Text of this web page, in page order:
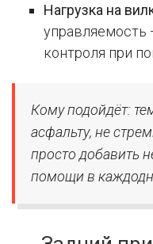
Нагрузка на
управляемость
контроля при
Кому подойдёт:
асфальту, не
просто добавить
помощи в